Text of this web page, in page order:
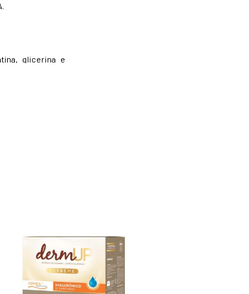
glicerina e